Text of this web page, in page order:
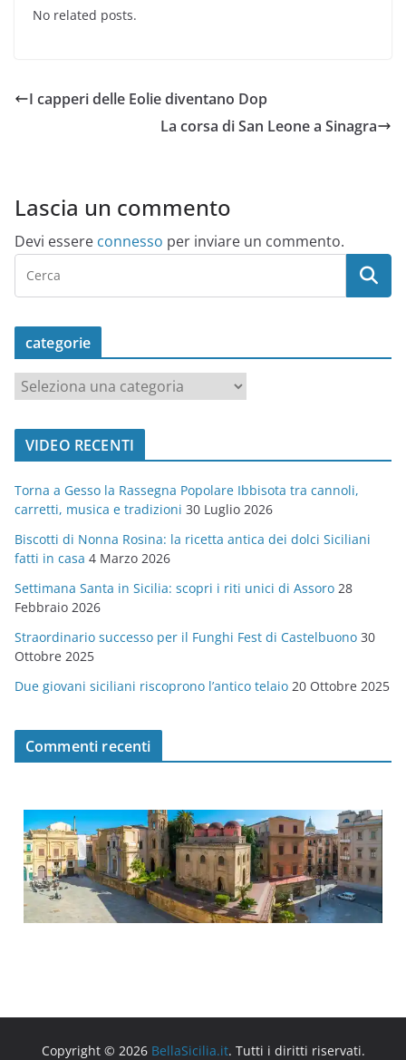
No related posts.
I capperi delle Eolie diventano Dop
La corsa di San Leone a Sinagra
Lascia un commento
Devi essere connesso per inviare un commento.
categorie
a
t
o
r
i
e
VIDEO RECENTI
Torna a Gesso la Rassegna Popolare Ibbisota tra cannoli,
carretti, musica e tradizioni 30 Luglio 2026
Biscotti di Nonna Rosina: la ricetta antica dei dolci Siciliani
fatti in casa 4 Marzo 2026
Settimana Santa in Sicilia: scopri i riti unici di Assoro 28
Febbraio 2026
Straordinario successo per il Funghi Fest di Castelbuono 30
Ottobre 2025
Due giovani siciliani riscoprono l’antico telaio 20 Ottobre 2025
Commenti recenti
Copyright © 2026 BellaSicilia.it. Tutti i diritti riservati.